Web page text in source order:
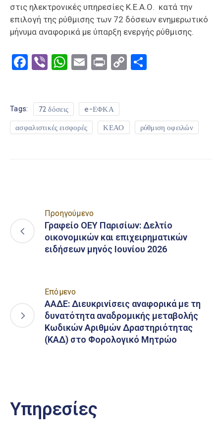
στις ηλεκτρονικές υπηρεσίες Κ.Ε.Α.Ο. κατά την
επιλογή της ρύθμισης των 72 δόσεων ενημερωτικό
μήνυμα αναφορικά με ύπαρξη ενεργής ρύθμισης.
Facebook
ViberWhatsApp
EmailPrintCopy
Tags: 72 δόσεις e-ΕΦΚΑ
ασφαλιστικές εισφορές ΚΕΑΟ ρύθμιση οφειλών
Προηγούμενο
Γραφείο ΟΕΥ Παρισίων: Δελτίο
οικονομικών και επιχειρηματικών
ειδήσεων μηνός Ιουνίου 2026
Επόμενο
ΑΑΔΕ: Διευκρινίσεις αναφορικά με τη
δυνατότητα αναδρομικής μεταβολής
Κωδικών Αριθμών Δραστηριότητας
(ΚΑΔ) στο Φορολογικό Μητρώο
Υπηρεσίες